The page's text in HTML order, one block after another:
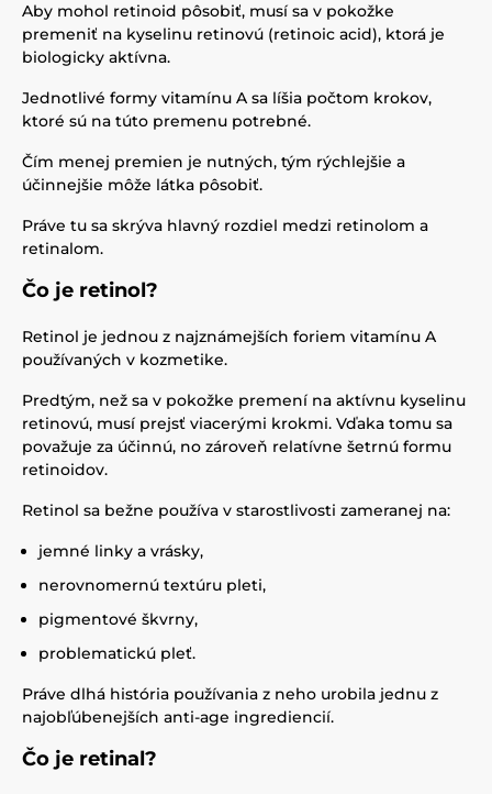
Aby mohol retinoid pôsobiť, musí sa v pokožke
premeniť na kyselinu retinovú (retinoic acid), ktorá je
biologicky aktívna.
Jednotlivé formy vitamínu A sa líšia počtom krokov,
ktoré sú na túto premenu potrebné.
Čím menej premien je nutných, tým rýchlejšie a
účinnejšie môže látka pôsobiť.
Práve tu sa skrýva hlavný rozdiel medzi retinolom a
retinalom.
Čo je retinol?
Retinol je jednou z najznámejších foriem vitamínu A
používaných v kozmetike.
Predtým, než sa v pokožke premení na aktívnu kyselinu
retinovú, musí prejsť viacerými krokmi. Vďaka tomu sa
považuje za účinnú, no zároveň relatívne šetrnú formu
retinoidov.
Retinol sa bežne používa v starostlivosti zameranej na:
jemné linky a vrásky,
nerovnomernú textúru pleti,
pigmentové škvrny,
problematickú pleť.
Práve dlhá história používania z neho urobila jednu z
najobľúbenejších anti-age ingrediencií.
Čo je retinal?